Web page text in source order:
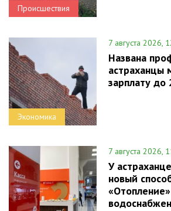
Происшествия
Экономика
7 августа 2026,
Названа
астраханцы
зарплату до
7 августа 2026,
У
новый